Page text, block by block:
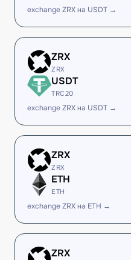
exchange ZRX на USDT →
ZRX
ZRX
USDT
TRC20
exchange ZRX на USDT →
ZRX
ZRX
ETH
ETH
exchange ZRX на ETH →
ZRX